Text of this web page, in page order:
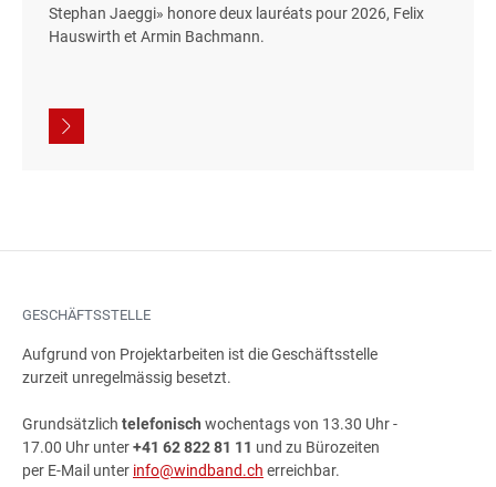
Stephan Jaeggi» honore deux lauréats pour 2026, Felix
Hauswirth et Armin Bachmann.
GESCHÄFTSSTELLE
Aufgrund von Projektarbeiten ist die Geschäftsstelle
zurzeit unregelmässig besetzt.
Grundsätzlich telefonisch wochentags von 13.30 Uhr -
17.00 Uhr unter+41 62 822 81 11 und zu Bürozeiten
per E-Mail unter info@windband.ch erreichbar.